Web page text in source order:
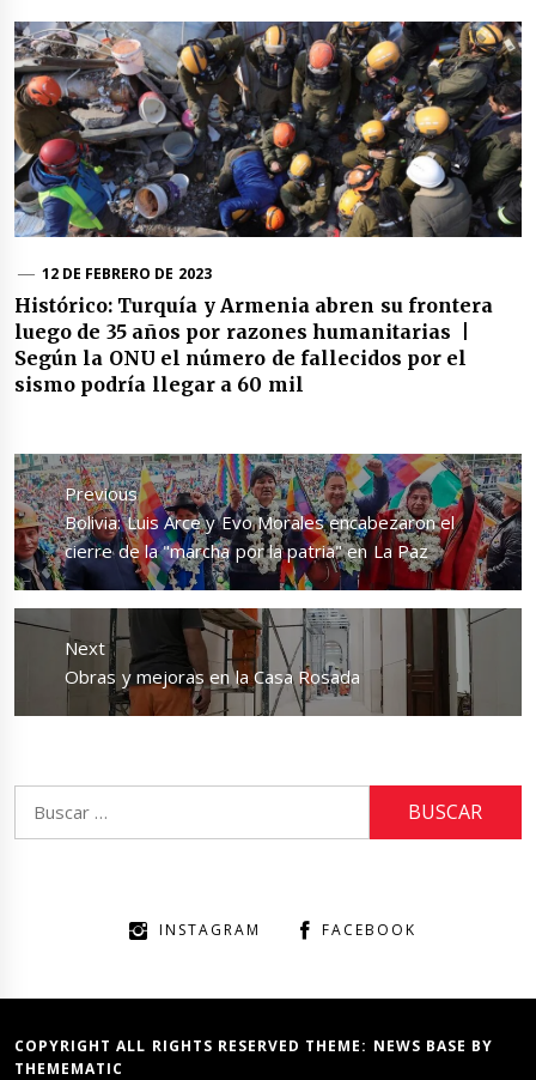
12 DE FEBRERO DE 2023
Histórico: Turquía y Armenia abren su frontera
luego de 35 años por razones humanitarias |
Según la ONU el número de fallecidos por el
sismo podría llegar a 60 mil
Navegación
de
entradas
Previous
Previous
post:
Bolivia: Luis Arce y Evo Morales encabezaron el
cierre de la "marcha por la patria" en La Paz
Next
Next
Obras y mejoras en la Casa Rosada
INSTAGRAM FACEBOOK
COPYRIGHT ALL RIGHTS RESERVED THEME: NEWS BASE BY
THEMEMATIC